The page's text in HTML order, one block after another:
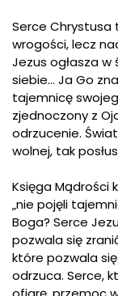
Serce Chrystusa
wrogości, lecz
Jezus ogłasza w
siebie… Ja Go
tajemnicę
zjednoczony z
odrzucenie.
wolnej, tak
Księga Mądrości
„nie pojęli
Boga? Serce
pozwala się
które pozwala
odrzuca. Serce,